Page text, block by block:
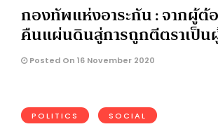
กองทัพแห่งอาระกัน : จากผู้ต้
คืนแผ่นดินสู่การถูกตีตราเป็น
Posted On 16 November 2020
POLITICS SOCIAL